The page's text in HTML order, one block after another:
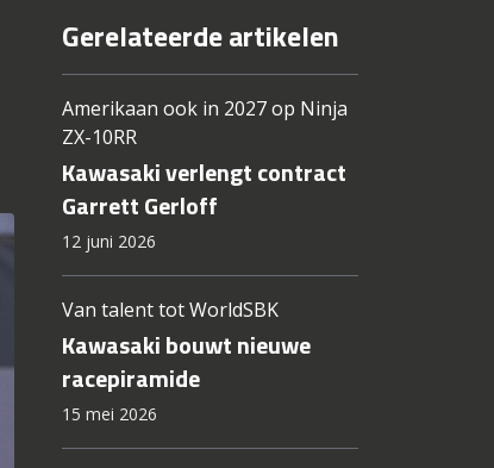
Gerelateerde artikelen
Amerikaan ook in 2027 op Ninja
ZX-10RR
Kawasaki verlengt contract
Garrett Gerloff
12 juni 2026
Van talent tot WorldSBK
Kawasaki bouwt nieuwe
racepiramide
15 mei 2026